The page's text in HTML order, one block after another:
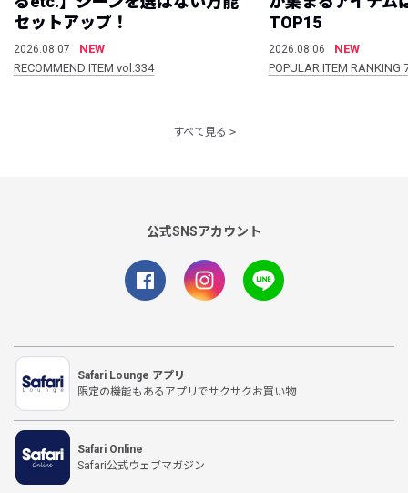
セットアップ！
2026.08.07
NEW
RECOMMEND ITEM vol.334
TOP15
2026.08.06
NEW
POPULAR ITEM
すべて見る
公式SNSアカウント
Safari Lounge アプリ
限定の機能もあるアプリでサクサクお買い物
Safari Online
Safari公式ウェブマガジン